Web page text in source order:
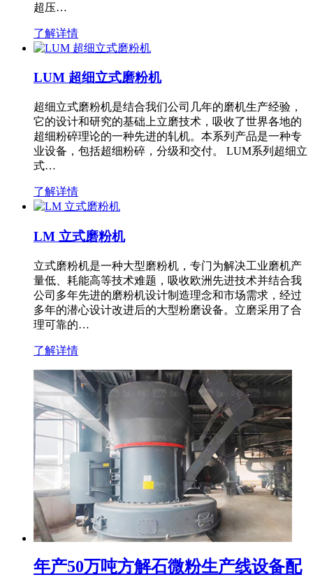
超压…
了解详情
LUM 超细立式磨粉机
超细立式磨粉机是结合我们公司几年的磨机生产经验，
它的设计和研究的基础上立磨技术，吸收了世界各地的
超细粉碎理论的一种先进的轧机。本系列产品是一种专
业设备，包括超细粉碎，分级和交付。 LUM系列超细立
式…
了解详情
LM 立式磨粉机
立式磨粉机是一种大型磨粉机，专门为解决工业磨机产
量低、耗能高等技术难题，吸收欧洲先进技术并结合我
公司多年先进的磨粉机设计制造理念和市场需求，经过
多年的潜心设计改进后的大型粉磨设备。立磨采用了合
理可靠的…
了解详情
年产50万吨方解石微粉生产线设备配